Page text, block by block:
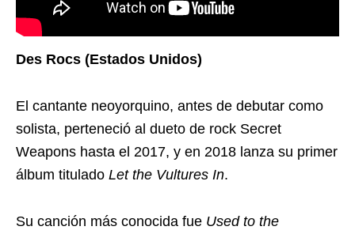
Des Rocs (Estados Unidos)
El cantante neoyorquino, antes de debutar como
solista, perteneció al dueto de rock Secret
Weapons hasta el 2017, y en 2018 lanza su primer
álbum titulado Let the Vultures In.
Su canción más conocida fue Used to the